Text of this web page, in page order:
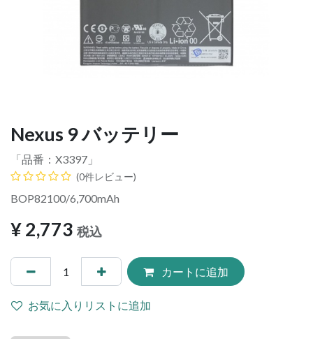
Nexus 9 バッテリー
「品番： X3397 」
(0件レビュー)
BOP82100/6,700mAh
¥2,773 税込
カートに追加
お気に入りリストに追加